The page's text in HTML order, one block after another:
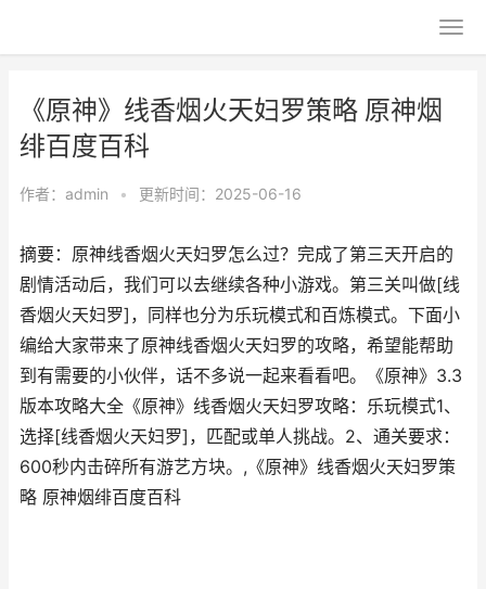
《原神》线香烟火天妇罗策略 原神烟
绯百度百科
作者： admin • 更新时间：2025-06-16
摘要：原神线香烟火天妇罗怎么过？完成了第三天开启的
剧情活动后，我们可以去继续各种小游戏。第三关叫做[线
香烟火天妇罗]，同样也分为乐玩模式和百炼模式。下面小
编给大家带来了原神线香烟火天妇罗的攻略，希望能帮助
到有需要的小伙伴，话不多说一起来看看吧。《原神》3.3
版本攻略大全《原神》线香烟火天妇罗攻略：乐玩模式1、
选择[线香烟火天妇罗]，匹配或单人挑战。2、通关要求：
600秒内击碎所有游艺方块。,《原神》线香烟火天妇罗策
略 原神烟绯百度百科